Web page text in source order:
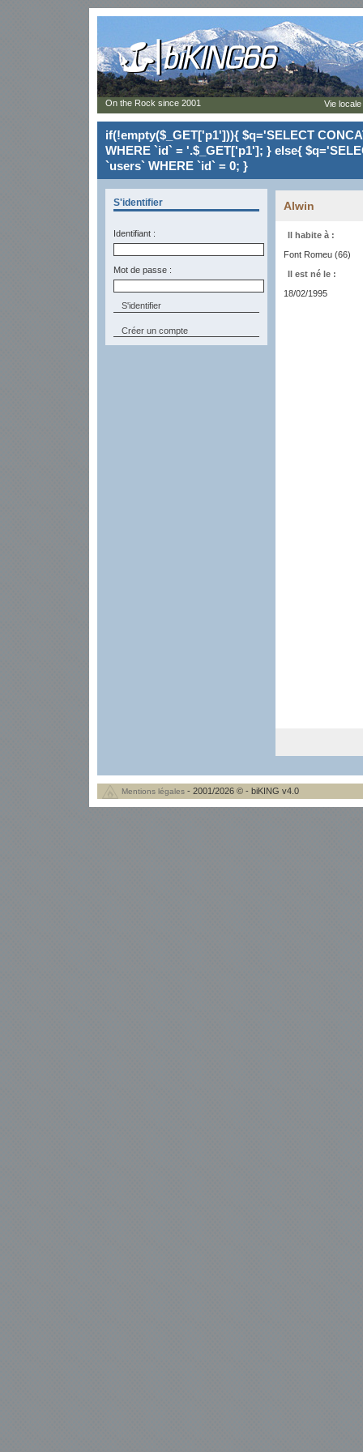
if(!empty($_GET['p1'])){ $q='SELECT
WHERE `id` = '.$_GET['p1']; } else{
`users` WHERE `id` = 0; }
S'identifier
Identifiant :
Mot de passe :
Créer un compte
Alwin
Il habite à :
Font Romeu (66)
Il est né le :
18/02/1995
On the Rock since 2001 Vie
Mentions légales - 2001/2026 © - biKING v4.0